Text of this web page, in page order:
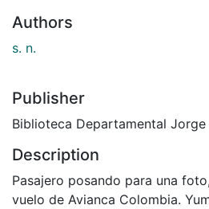
Authors
s. n.
Publisher
Biblioteca Departamental Jorge
Description
Pasajero posando para una
vuelo de Avianca Colombia.